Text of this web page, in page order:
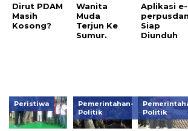
Dirut PDAM
Masih
Kosong?
Wanita
Muda
Terjun Ke
Sumur.
Aplikasi e-
Siap
Diunduh
Peristiwa
Pemerintahan-
Politik
Politik